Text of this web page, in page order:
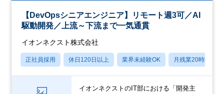
【DevOpsシニアエンジニア】リモート週3可／AI
駆動開発／上流～下流まで一気通貫
イオンネクスト株式会社
正社員採用 休日120日以上 業界未経験OK 月残業20時間以内
イオンネクストのIT部における「開発主